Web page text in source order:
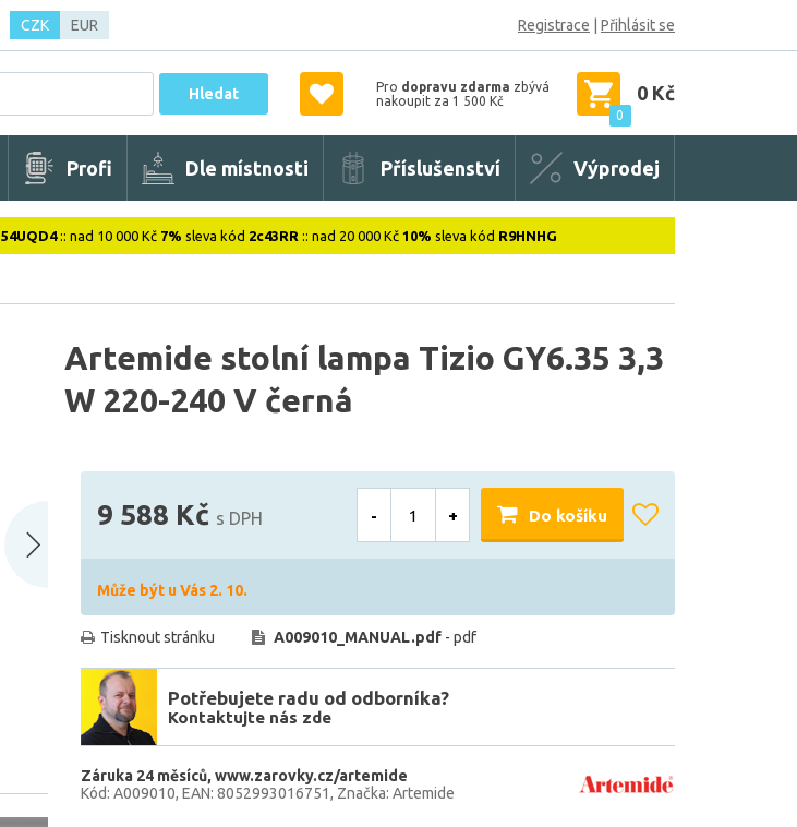
CZK EUR Registrace Přihlásit se
Hledat Pro dopravu zdarma zbývá
nakoupit za 1 500 Kč
0
0 Kč
Profi Dle místnosti Příslušenství Výprodej
54UQD4:: nad 10 000 Kč 7% sleva kód 2c43RR :: nad 20 000 Kč 10% sleva kód R9HNHG
Artemide stolní lampa Tizio GY6.35 3,3
W 220-240 V černá
9 588 Kč s DPH - + Do košíku
Může být u Vás 2. 10.
Tisknout stránku A009010_MANUAL.pdf - pdf
Potřebujete radu od odborníka?
Kontaktujte nás zde
Záruka 24 měsíců www.zarovky.cz/artemide
Kód: A009010 EAN: 8052993016751 Značka: Artemide